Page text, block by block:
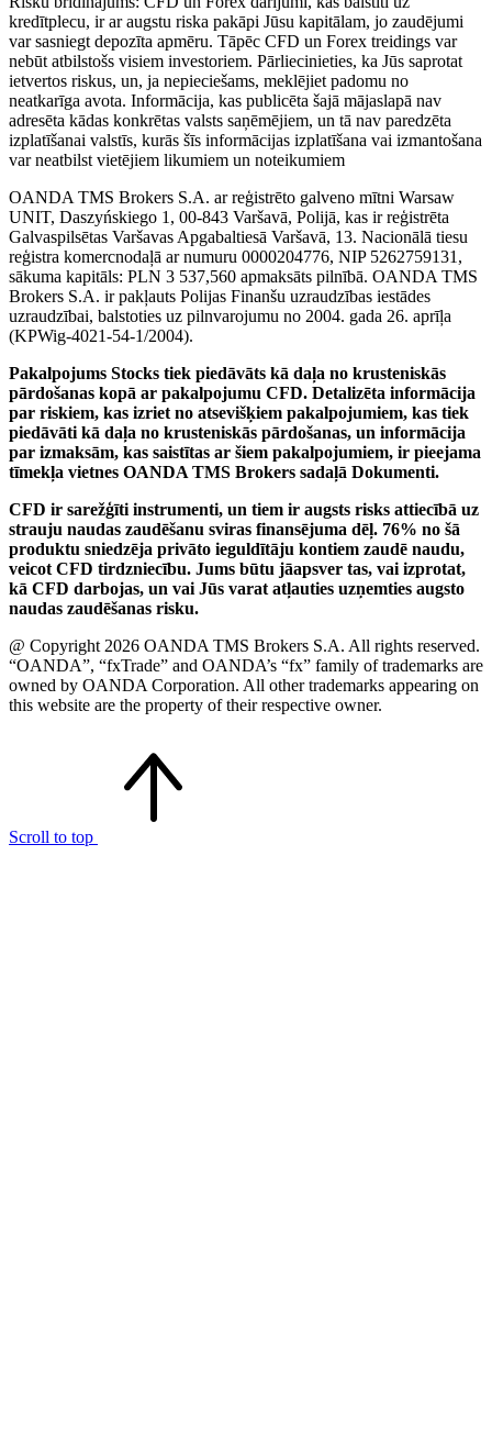
kredītplecu, ir ar augstu riska pakāpi Jūsu kapitālam, jo zaudējumi
var sasniegt depozīta apmēru. Tāpēc CFD un Forex treidings var
nebūt atbilstošs visiem investoriem. Pārliecinieties, ka Jūs saprotat
ietvertos riskus, un, ja nepieciešams, meklējiet padomu no
neatkarīga avota. Informācija, kas publicēta šajā mājaslapā nav
adresēta kādas konkrētas valsts saņēmējiem, un tā nav paredzēta
izplatīšanai valstīs, kurās šīs informācijas izplatīšana vai izmantošana
var neatbilst vietējiem likumiem un noteikumiem
OANDA TMS Brokers S.A. ar reģistrēto galveno mītni Warsaw
UNIT, Daszyńskiego 1, 00-843 Varšavā, Polijā, kas ir reģistrēta
Galvaspilsētas Varšavas Apgabaltiesā Varšavā, 13. Nacionālā tiesu
reģistra komercnodaļā ar numuru 0000204776, NIP 5262759131,
sākuma kapitāls: PLN 3 537,560 apmaksāts pilnībā. OANDA TMS
Brokers S.A. ir pakļauts Polijas Finanšu uzraudzības iestādes
uzraudzībai, balstoties uz pilnvarojumu no 2004. gada 26. aprīļa
(KPWig-4021-54-1/2004).
Pakalpojums Stocks tiek piedāvāts kā daļa no krusteniskās
pārdošanas kopā ar pakalpojumu CFD. Detalizēta informācija
par riskiem, kas izriet no atsevišķiem pakalpojumiem, kas tiek
piedāvāti kā daļa no krusteniskās pārdošanas, un informācija
par izmaksām, kas saistītas ar šiem pakalpojumiem, ir pieejama
tīmekļa vietnes OANDA TMS Brokers sadaļā Dokumenti.
CFD ir sarežģīti instrumenti, un tiem ir augsts risks attiecībā uz
strauju naudas zaudēšanu sviras finansējuma dēļ. 76% no šā
produktu sniedzēja privāto ieguldītāju kontiem zaudē naudu,
veicot CFD tirdzniecību. Jums būtu jāapsver tas, vai izprotat,
kā CFD darbojas, un vai Jūs varat atļauties uzņemties augsto
naudas zaudēšanas risku.
@ Copyright 2026 OANDA TMS Brokers S.A. All rights reserved.
“OANDA”, “fxTrade” and OANDA’s “fx” family of trademarks are
owned by OANDA Corporation. All other trademarks appearing on
this website are the property of their respective owner.
Scroll to top